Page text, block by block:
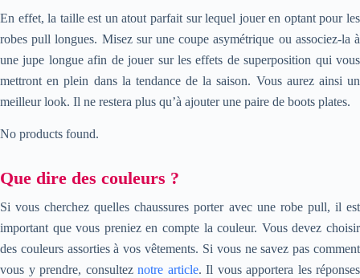
En effet, la taille est un atout parfait sur lequel jouer en optant pour les
robes pull longues. Misez sur une coupe asymétrique ou associez-la à
une jupe longue afin de jouer sur les effets de superposition qui vous
mettront en plein dans la tendance de la saison. Vous aurez ainsi un
meilleur look. Il ne restera plus qu’à ajouter une paire de boots plates.
No products found.
Que dire des couleurs ?
Si vous cherchez quelles chaussures porter avec une robe pull, il est
important que vous preniez en compte la couleur. Vous devez choisir
des couleurs assorties à vos vêtements. Si vous ne savez pas comment
vous y prendre, consultez notre article. Il vous apportera les réponses